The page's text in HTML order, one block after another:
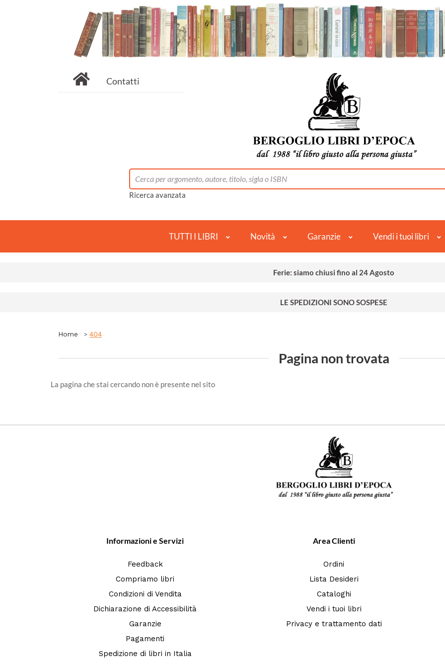
Contatti
Ricerca avanzata
TUTTI I LIBRI Novità Garanzie Vendi i tuoi libri
Ferie: siamo chiusi fino al 24 Agosto
LE SPEDIZIONI SONO SOSPESE
Home 404
Pagina non trovata
La pagina che stai cercando non è presente nel sito
Informazioni e Servizi
Feedback
Compriamo libri
Condizioni di Vendita
Dichiarazione di Accessibilità
Garanzie
Pagamenti
Spedizione di libri in Italia
Area Clienti
Ordini
Lista Desideri
Cataloghi
Vendi i tuoi libri
Privacy e trattamento dati